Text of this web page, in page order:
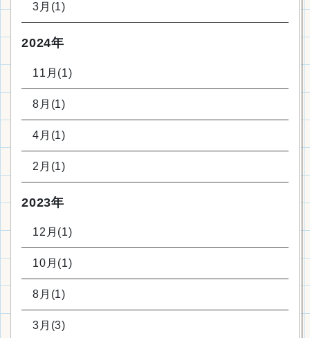
3月(1)
2024年
11月(1)
8月(1)
4月(1)
2月(1)
2023年
12月(1)
10月(1)
8月(1)
3月(3)